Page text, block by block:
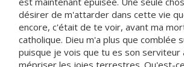
désirer de m'attarder dans cette vie
encore, c'était de te voir, avant ma
catholique. Dieu m'a plus que comblée
puisque je vois que tu es son serviteur
mépriser les joies terrestres. Qu'est-